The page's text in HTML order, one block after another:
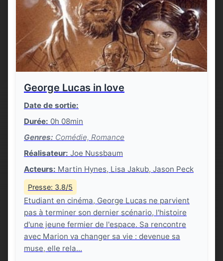
George Lucas in love
Date de sortie:
Durée: 0h 08min
Genres: Comédie, Romance
Réalisateur: Joe Nussbaum
Acteurs: Martin Hynes, Lisa Jakub, Jason Peck
Presse: 3.8/5
Etudiant en cinéma, George Lucas ne parvient
pas à terminer son dernier scénario, l'histoire
d'une jeune fermier de l'espace. Sa rencontre
avec Marion va changer sa vie : devenue sa
muse, elle rela...